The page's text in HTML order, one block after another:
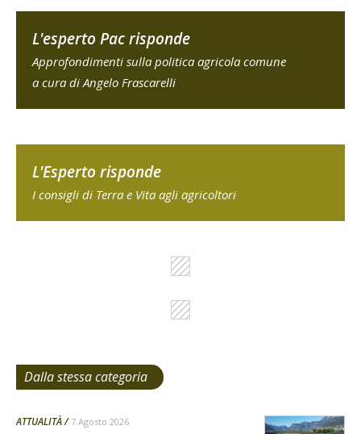
L'esperto Pac risponde
Approfondimenti sulla politica agricola comune
a cura di Angelo Frascarelli
L'Esperto risponde
I consigli di Terra e Vita agli agricoltori
Dalla stessa categoria
ATTUALITÀ 7 Agosto 2026